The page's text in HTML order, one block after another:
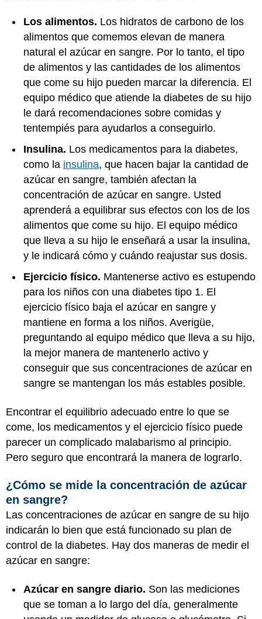
Los alimentos. Los hidratos de carbono de los
alimentos que comemos elevan de manera
natural el azúcar en sangre. Por lo tanto, el tipo
de alimentos y las cantidades de los alimentos
que come su hijo pueden marcar la diferencia. El
equipo médico que atiende la diabetes de su hijo
le dará recomendaciones sobre comidas y
tentempiés para ayudarlos a conseguirlo.
Insulina. Los medicamentos para la diabetes,
como la insulina, que hacen bajar la cantidad de
azúcar en sangre, también afectan la
concentración de azúcar en sangre. Usted
aprenderá a equilibrar sus efectos con los de los
alimentos que come su hijo. El equipo médico
que lleva a su hijo le enseñará a usar la insulina,
y le indicará cómo y cuándo reajustar sus dosis.
Ejercicio físico. Mantenerse activo es estupendo
para los niños con una diabetes tipo 1. El
ejercicio físico baja el azúcar en sangre y
mantiene en forma a los niños. Averigüe,
preguntando al equipo médico que lleva a su hijo,
la mejor manera de mantenerlo activo y
conseguir que sus concentraciones de azúcar en
sangre se mantengan los más estables posible.
Encontrar el equilibrio adecuado entre lo que se
come, los medicamentos y el ejercicio físico puede
parecer un complicado malabarismo al principio.
Pero seguro que encontrará la manera de lograrlo.
¿Cómo se mide la concentración de azúcar
en sangre?
Las concentraciones de azúcar en sangre de su hijo
indicarán lo bien que está funcionado su plan de
control de la diabetes. Hay dos maneras de medir el
azúcar en sangre:
Azúcar en sangre diario. Son las mediciones
que se toman a lo largo del día, generalmente